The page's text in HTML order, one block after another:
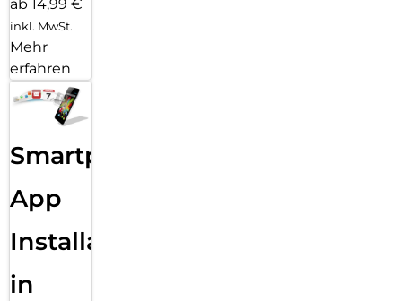
ab 14,99 €
inkl. MwSt.
Mehr
erfahren
Smartphone
App
Installation
in